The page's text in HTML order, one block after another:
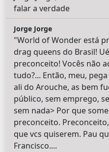
falar a verdade
Jorge Jorge
"World of Wonder está
drag queens do Brasil!
preconceito! Vocês não
tudo?... Então, meu,
ali do Arouche, as bem
público, sem emprego,
sem nada> Por que
preconceito.
que vcs quiserem. Pau
Francisco....